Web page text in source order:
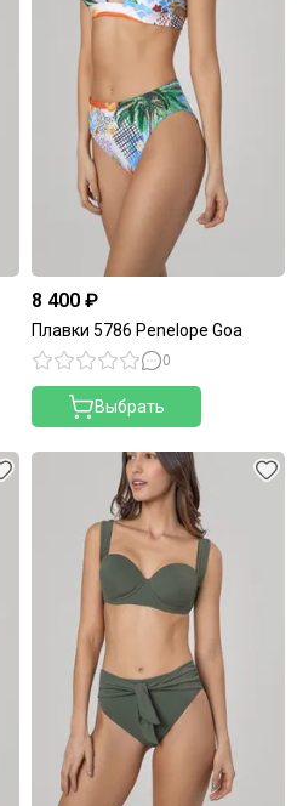
8 400 ₽
Плавки 5786 Penelope Goa
0
Выбрать